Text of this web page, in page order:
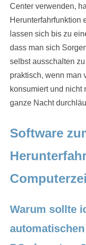
Center verwenden,
Herunterfahrfunktion
lassen sich bis zu
dass man sich
selbst ausschalten
praktisch, wenn man
konsumiert und nicht
ganze Nacht
Software
Warum sollte